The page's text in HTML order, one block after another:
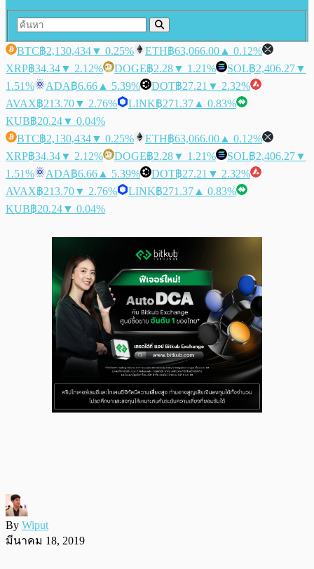
BTC฿2,130,434▼ 0.25% ETH฿63,066.00 ▲ 0.12%
XRP฿34.34▼ 2.12% DOGE฿2.28▼ 1.21% SOL฿2,406.27▼
1.51%
ADA฿6.66 ▲ 5.39% DOT฿27.21 ▼ 2.32%
AVAX฿213.70▼ 2.76% LINK฿271.37 ▲ 0.83%
KUB฿20.24▼ 0.04%
BTC฿2,130,434▼ 0.25% ETH฿63,066.00 ▲ 0.12%
XRP฿34.34▼ 2.12% DOGE฿2.28▼ 1.21% SOL฿2,406.27▼
1.51%
ADA฿6.66 ▲ 5.39% DOT฿27.21 ▼ 2.32%
AVAX฿213.70▼ 2.76% LINK฿271.37 ▲ 0.83%
KUB฿20.24▼ 0.04%
By Wiput
มีนาคม 18, 2019